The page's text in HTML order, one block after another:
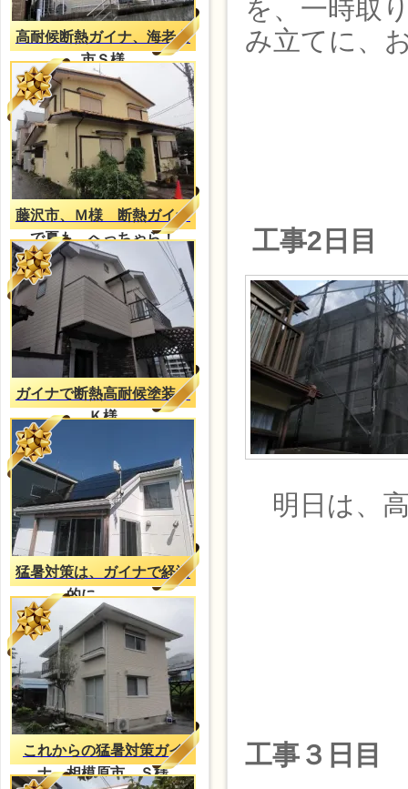
高耐候断熱ガイナ、海老名
市Ｓ様
藤沢市、Ｍ様 断熱ガイナ
で夏も、へっちゃら！
ガイナで断熱高耐候塗装、
Ｋ様
猛暑対策は、ガイナで経済
的に。。。
これからの猛暑対策ガイ
ナ 相模原市 Ｓ様
を、一時取
み立てに、
工事2日目
明日は、
工事３日目